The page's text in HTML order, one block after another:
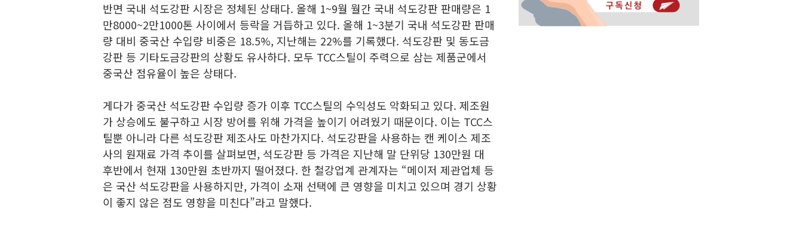
반면 국내 석도강판 시장은 정체된 상태다. 올해 1~9월 월간 국내 석도강판 판매량은 1
만8000~2만1000톤 사이에서 등락을 거듭하고 있다. 올해 1~3분기 국내 석도강판 판매
량 대비 중국산 수입량 비중은 18.5%, 지난해는 22%를 기록했다. 석도강판 및 동도금
강판 등 기타도금강판의 상황도 유사하다. 모두 TCC스틸이 주력으로 삼는 제품군에서
중국산 점유율이 높은 상태다.
게다가 중국산 석도강판 수입량 증가 이후 TCC스틸의 수익성도 악화되고 있다. 제조원
가 상승에도 불구하고 시장 방어를 위해 가격을 높이기 어려웠기 때문이다. 이는 TCC스
틸뿐 아니라 다른 석도강판 제조사도 마찬가지다. 석도강판을 사용하는 캔 케이스 제조
사의 원재료 가격 추이를 살펴보면, 석도강판 등 가격은 지난해 말 단위당 130만원 대
후반에서 현재 130만원 초반까지 떨어졌다. 한 철강업계 관계자는 “메이저 제관업체 등
은 국산 석도강판을 사용하지만, 가격이 소재 선택에 큰 영향을 미치고 있으며 경기 상황
이 좋지 않은 점도 영향을 미친다”라고 말했다.